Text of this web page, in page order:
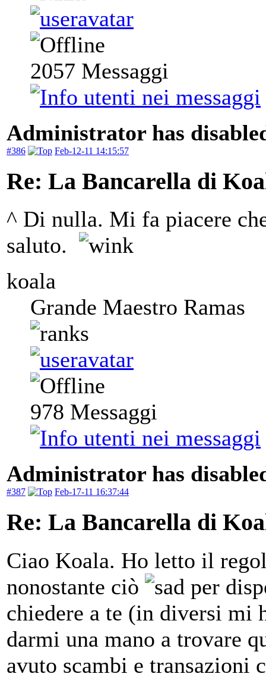
2057 Messaggi
Administrator has
#386 Feb-12-11 14:15:57
Re: La Bancarella di
^ Di nulla. Mi fa piacere
saluto.
koala
Grande Maestro Ramas
978 Messaggi
Administrator has
#387 Feb-17-11 16:37:44
Re: La Bancarella di
Ciao Koala. Ho letto il
nonostante ciò
per
chiedere a te (in diversi mi
darmi una mano a trovare
avuto scambi e transazioni